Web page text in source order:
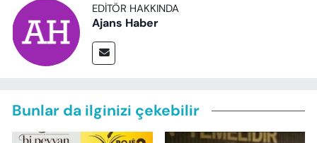
EDITÖR HAKKINDA
Ajans Haber
Bunlar da ilginizi çekebilir